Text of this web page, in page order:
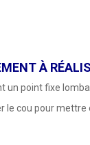
À
un point fixe
le cou pour mettre